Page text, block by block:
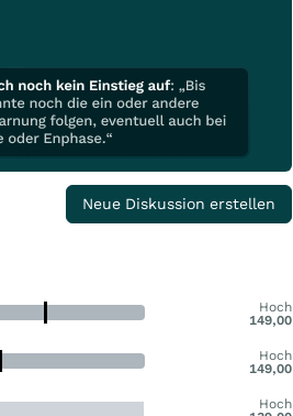
Neue Diskussion erstellen
Hoch
149,00
Hoch
149,00
Hoch